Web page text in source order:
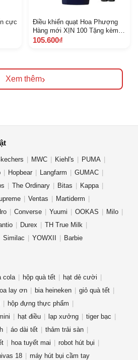
cực
Điều khiển quạt Hoa Phượng
Hàng mới XỊN 100 Tặng kèm
Pin
105.600₫
Xem thêm›
MWC Kiehl's
PUMA
Hopbear Langfarm
GUMAC
The Ordinary Bitas
Kappa
Ventas
Martiderm
Converse Yuumi OOKAS
Milo
Durex
TH True Milk
Similac YOWXII Barbie
cola hộp quà tết
hạt dẻ cười
lay ơn bia heineken
giỏ quà tết
hộp đựng thực phẩm
hạt điều lạp xưởng
tiger bạc
áo dài tết
thảm trải sàn
hoa tuyết mai
robot hút bụi
18 máy hút bụi cầm tay